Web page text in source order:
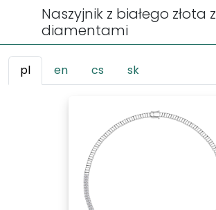
Naszyjnik z białego złota z
diamentami
pl en cs sk